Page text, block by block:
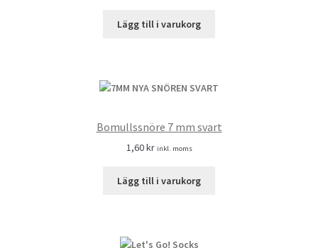
Lägg till i varukorg
Bomullssnöre 7 mm svart
1,60kr inkl. moms
Lägg till i varukorg